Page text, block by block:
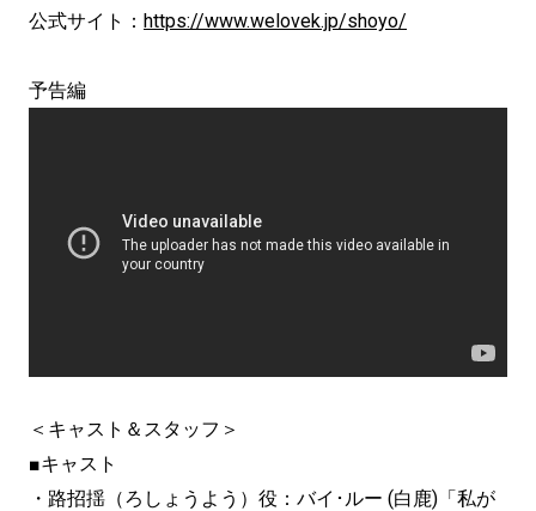
公式サイト： https://www.welovek.jp/shoyo/
予告編
＜キャスト＆スタッフ＞
■キャスト
・路招揺（ろしょうよう）役：バイ･ルー (白鹿)「私が